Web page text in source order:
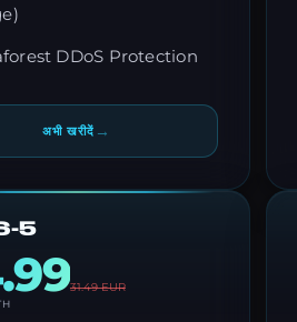
DDoS Protection
अभी खरीदें →
5
31.49EUR